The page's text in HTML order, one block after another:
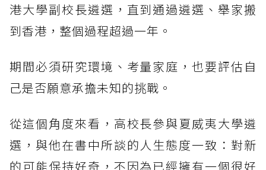
港大學副校長遴選，直到通過遴選、舉家搬
到香港，整個過程超過一年。
期間必須研究環境、考量家庭，也要評估自
己是否願意承擔未知的挑戰。
從這個角度來看，高校長參與夏威夷大學遴
選，與他在書中所談的人生態度一致：對新
的可能保持好奇，不因為已經擁有一個很好